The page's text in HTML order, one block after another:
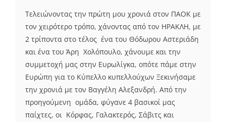
Τελειώνοντας την πρώτη μου χρονιά στον ΠΑΟΚ με
τον χειρότερο τρόπο, χάνοντας από τον ΗΡΑΚΛΗ, με
2 τρίποντα στο τέλος ένα του Θόδωρου Αστεριάδη
και ένα του Άρη Χολόπουλο, χάνουμε και την
συμμετοχή μας στην Ευρωλίγκα, οπότε πάμε στην
Ευρώπη για το Κύπελλο κυπελλούχων Ξεκινήσαμε
την χρονιά με τον Βαγγέλη Αλεξανδρή. Από την
προηγούμενη ομάδα, φύγανε 4 βασικοί μας
παίχτες, οι Κόρφας, Γαλακτερός, Σάβιτς και